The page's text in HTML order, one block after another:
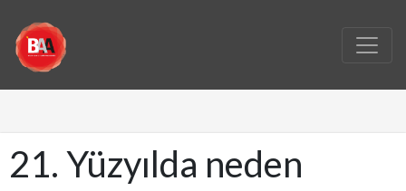
21. Yüzyılda neden